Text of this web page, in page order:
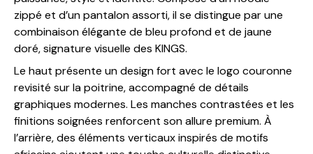
zippé et d’un pantalon assorti, il se distingue par une
combinaison élégante de bleu profond et de jaune
doré, signature visuelle des KINGS.
Le haut présente un design fort avec le logo couronne
revisité sur la poitrine, accompagné de détails
graphiques modernes. Les manches contrastées et les
finitions soignées renforcent son allure premium. À
l’arrière, des éléments verticaux inspirés de motifs